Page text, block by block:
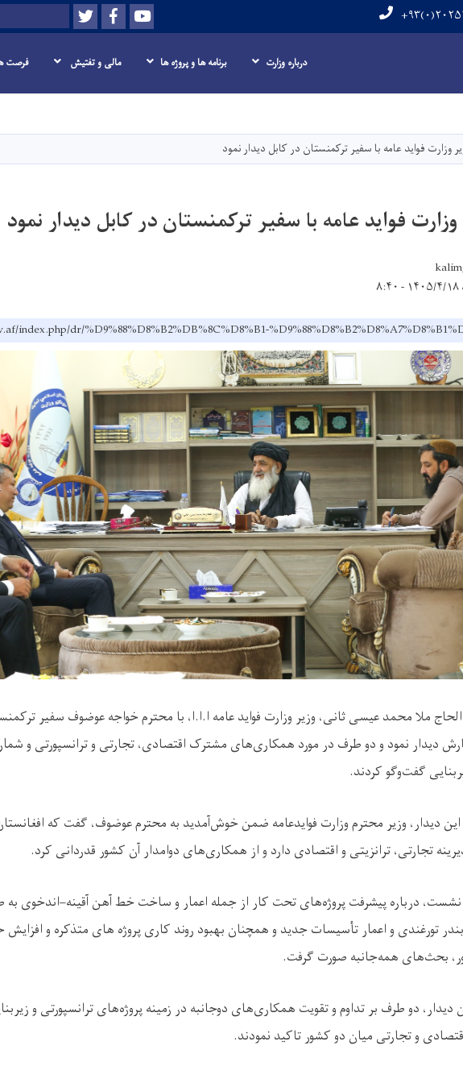
content
Youtube
Facebook
Twitter
Search
درباره وزارت برنامه ها و پروژه ها مالی و تفتیش فرصت
وزارت فواید عامه با سفیر ترکمنستان در کابل دیدار نمود
وزارت فواید عامه با سفیر ترکمنستان در کابل دیدار نمود
index.php/dr/%D9%88%D8%B2%DB%8C%D8%B1-
ملا محمد عیسی ثانی، وزیر وزارت فواید عامه ا.ا.ا، با محترم خواجه عوضوف سفیر
دیدار نمود و دو طرف در مورد همکاری‌های مشترک اقتصادی، تجارتی و ترانسپورتی و
گفت‌وگو کردند.
این دیدار، وزیر محترم وزارت فوایدعامه ضمن خوش‌آمدید به محترم عوضوف، گفت که
تجارتی، ترانزیتی و اقتصادی دارد و از همکاری‌های دوامدار آن کشور قدردانی کرد.
تورغندی و اعمار تأسیسات جدید و همچنان بهبود روند کاری پروژه های متذکره و افزایش
بحث‌های همه‌جانبه صورت گرفت.
دیدار، دو طرف بر تداوم و تقویت همکاری‌های دوجانبه در زمینه پروژه‌های ترانسپورتی و
و تجارتی میان دو کشور تاکید نمودند.